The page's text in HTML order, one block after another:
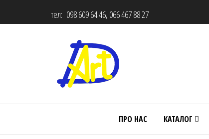
тел: 098 609 64 46, 066 467 88 27
ПРО НАС КАТАЛОГ